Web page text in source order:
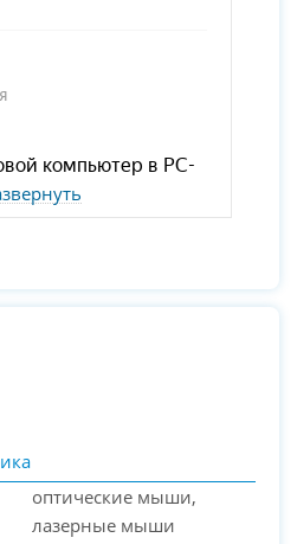
оптические мыши,
лазерные мыши